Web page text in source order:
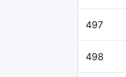
497
498